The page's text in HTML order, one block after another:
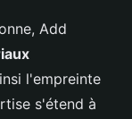
Add
l'empreinte
s'étend à